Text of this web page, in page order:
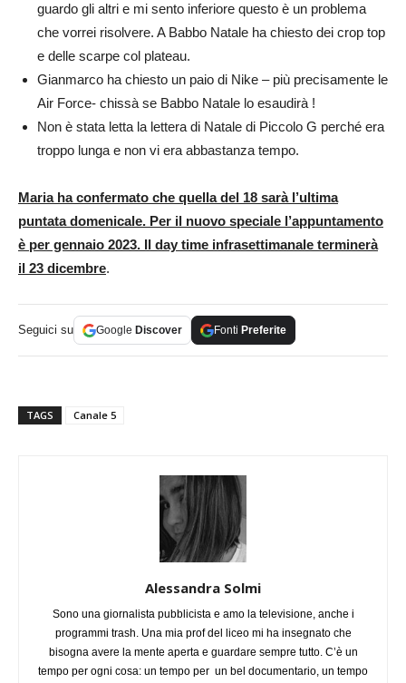
guardo gli altri e mi sento inferiore questo è un problema
che vorrei risolvere. A Babbo Natale ha chiesto dei crop top
e delle scarpe col plateau.
Gianmarco ha chiesto un paio di Nike – più precisamente le
Air Force- chissà se Babbo Natale lo esaudirà !
Non è stata letta la lettera di Natale di Piccolo G perché era
troppo lunga e non vi era abbastanza tempo.
Maria ha confermato che quella del 18 sarà l’ultima
puntata domenicale. Per il nuovo speciale l’appuntamento
è per gennaio 2023. Il day time infrasettimanale terminerà
il 23 dicembre.
Seguici su Google Discover Fonti Preferite
TAGS Canale 5
Alessandra Solmi
Sono una giornalista pubblicista e amo la televisione, anche i
programmi trash. Una mia prof del liceo mi ha insegnato che
bisogna avere la mente aperta e guardare sempre tutto. C’è un
tempo per ogni cosa: un tempo per un bel documentario, un tempo